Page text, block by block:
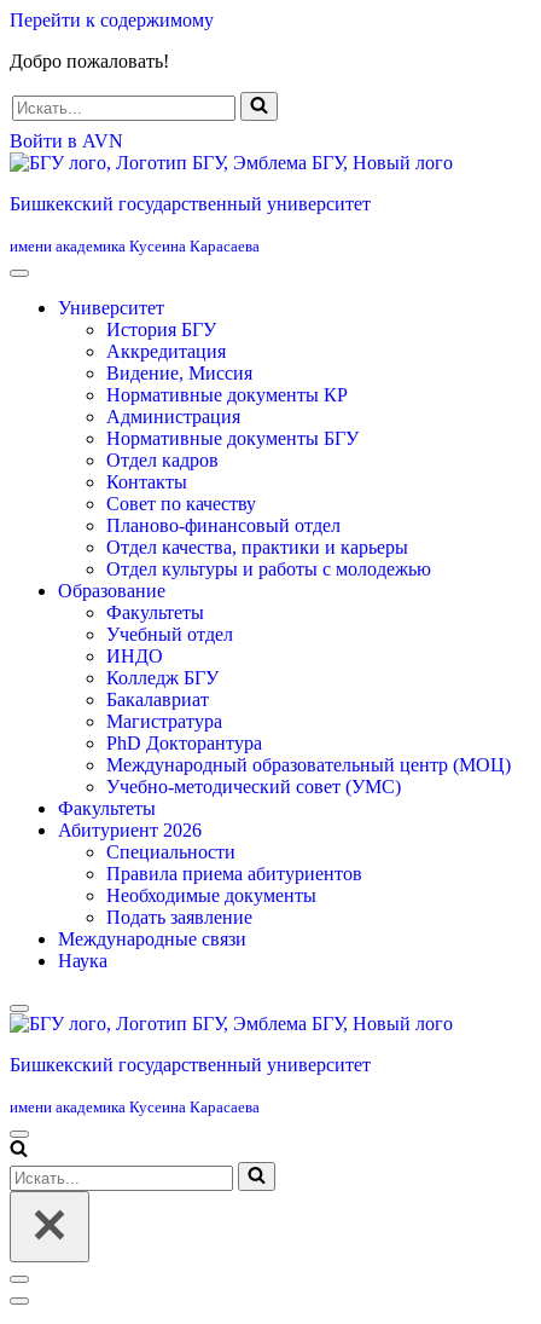
Перейти к содержимому
Добро пожаловать!
Искать...
Войти в AVN
Бишкекский государственный университет
имени академика Кусеина Карасаева
Университет
История БГУ
Аккредитация
Видение, Миссия
Нормативные документы КР
Администрация
Нормативные документы БГУ
Отдел кадров
Контакты
Совет по качеству
Планово-финансовый отдел
Отдел качества, практики и карьеры
Отдел культуры и работы с молодежью
Образование
Факультеты
Учебный отдел
ИНДО
Колледж БГУ
Бакалавриат
Магистратура
PhD Докторантура
Международный образовательный центр (МОЦ)
Учебно-методический совет (УМС)
Факультеты
Абитуриент 2026
Специальности
Правила приема абитуриентов
Необходимые документы
Подать заявление
Международные связи
Наука
Бишкекский государственный университет
имени академика Кусеина Карасаева
Меню
навигации
Искать...
Меню
навигации